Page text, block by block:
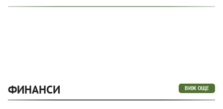
ФИНАНСИ ВИЖ ОЩЕ